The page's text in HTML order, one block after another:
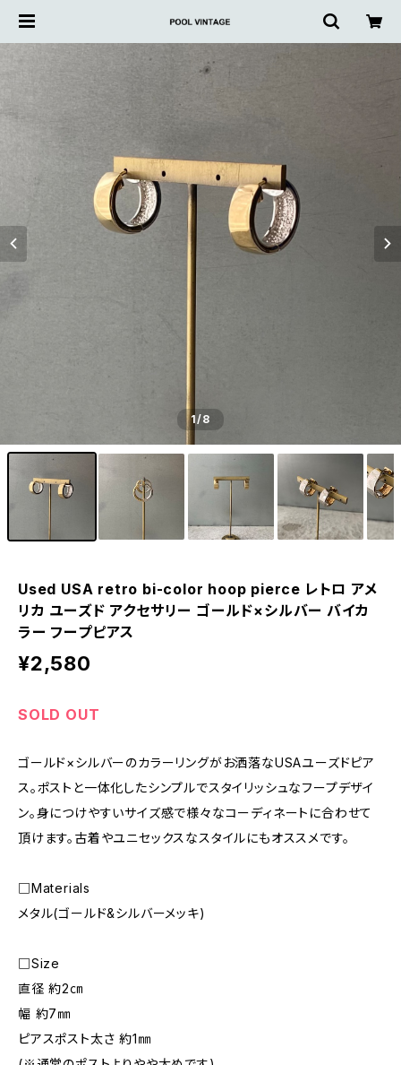
1/8
Used USA retro bi-color hoop pierce レトロ アメ
リカ ユーズド アクセサリー ゴールド×シルバー バイカ
ラー フープピアス
¥2,580
SOLD OUT
ゴールド×シルバーのカラーリングがお洒落なUSAユーズドピア
ス。ポストと一体化したシンプルでスタイリッシュなフープデザイ
ン。身につけやすいサイズ感で様々なコーディネートに合わせて
頂けます。古着やユニセックスなスタイルにもオススメです。
□Materials
メタル(ゴールド&シルバーメッキ)
□Size
直径 約2㎝
幅 約7㎜
ピアスポスト太さ 約1㎜